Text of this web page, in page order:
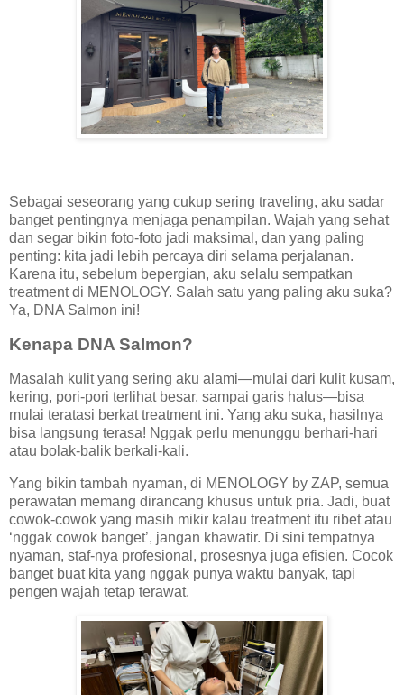
Sebagai seseorang yang cukup sering traveling, aku sadar
banget pentingnya menjaga penampilan. Wajah yang sehat
dan segar bikin foto-foto jadi maksimal, dan yang paling
penting: kita jadi lebih percaya diri selama perjalanan.
Karena itu, sebelum bepergian, aku selalu sempatkan
treatment di MENOLOGY. Salah satu yang paling aku suka?
Ya, DNA Salmon ini!
Kenapa DNA Salmon?
Masalah kulit yang sering aku alami—mulai dari kulit kusam,
kering, pori-pori terlihat besar, sampai garis halus—bisa
mulai teratasi berkat treatment ini. Yang aku suka, hasilnya
bisa langsung terasa! Nggak perlu menunggu berhari-hari
atau bolak-balik berkali-kali.
Yang bikin tambah nyaman, di MENOLOGY by ZAP, semua
perawatan memang dirancang khusus untuk pria. Jadi, buat
cowok-cowok yang masih mikir kalau treatment itu ribet atau
‘nggak cowok banget’, jangan khawatir. Di sini tempatnya
nyaman, staf-nya profesional, prosesnya juga efisien. Cocok
banget buat kita yang nggak punya waktu banyak, tapi
pengen wajah tetap terawat.